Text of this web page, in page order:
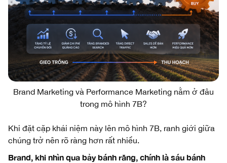
Brand Marketing và Performance Marketing nằm ở đâu
trong mô hình 7B?
Khi đặt cặp khái niệm này lên mô hình 7B, ranh giới giữa
chúng trở nên rõ ràng hơn rất nhiều.
Brand, khi nhìn qua bảy bánh răng, chính là sáu bánh